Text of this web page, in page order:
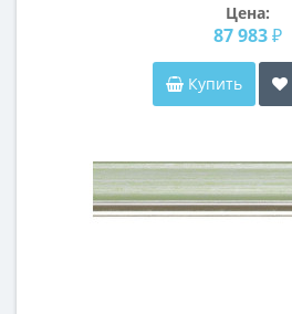
Цена:
87 983 ₽
Купить